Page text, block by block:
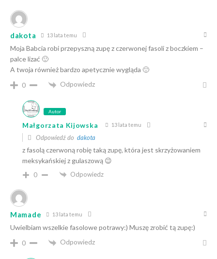
dakota 13 lata temu
Moja Babcia robi przepyszną zupę z czerwonej fasoli z boczkiem –
palce lizać 🙂
A twoja również bardzo apetycznie wygląda 🙂
0
Odpowiedz
Autor
Małgorzata Kijowska 13 lata temu
Odpowiedź do dakota
z fasolą czerwoną robię taką zupę, która jest skrzyżowaniem
meksykańskiej z gulaszową 😉
0 Odpowiedz
Mamade 13 lata temu
Uwielbiam wszelkie fasolowe potrawy:) Muszę zrobić tą zupę:)
0
Odpowiedz